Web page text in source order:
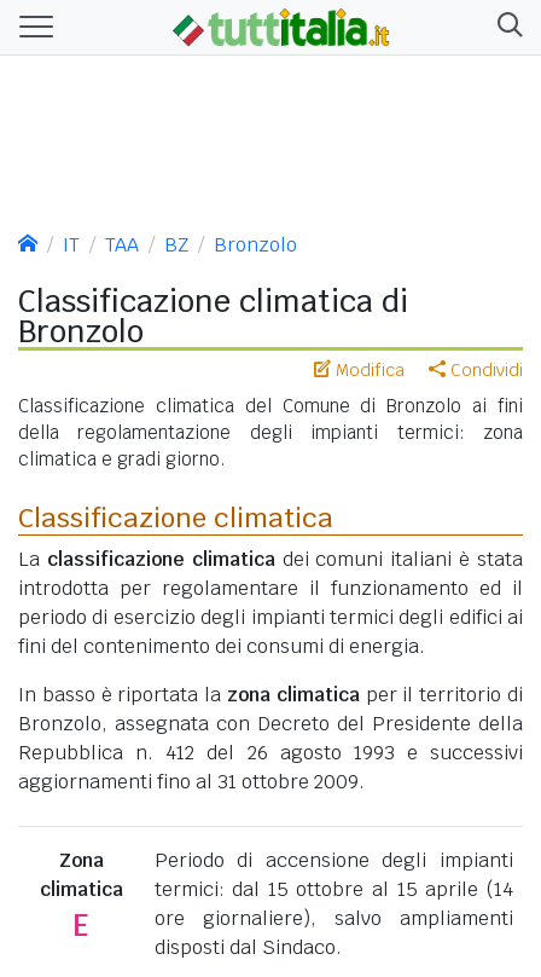
IT TAA BZ Bronzolo
Classificazione climatica di
Bronzolo
Modifica Condividi
Classificazione climatica del Comune di Bronzolo ai fini
della regolamentazione degli impianti termici: zona
climatica e gradi giorno.
Classificazione climatica
La classificazione climaticadei comuni italiani è stata
introdotta per regolamentare il funzionamento ed il
periodo di esercizio degli impianti termici degli edifici ai
fini del contenimento dei consumi di energia.
In basso è riportata la zona climaticaper il territorio di
Bronzolo, assegnata con Decreto del Presidente della
Repubblica n. 412 del 26 agosto 1993 e successivi
aggiornamenti fino al 31 ottobre 2009.
Zona
climatica
E
Periodo di accensione degli impianti
termici: dal 15 ottobre al 15 aprile (14
ore giornaliere), salvo ampliamenti
disposti dal Sindaco.